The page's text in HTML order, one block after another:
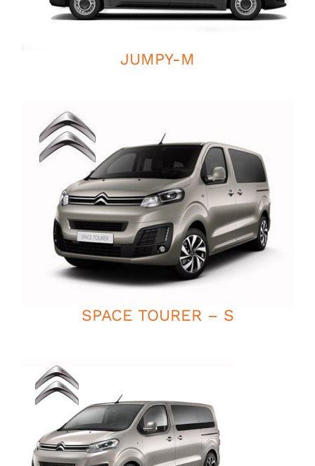
JUMPY-M
SPACE TOURER – S